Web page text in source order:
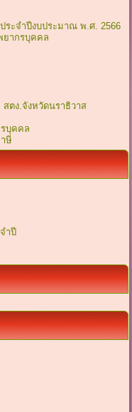
ระจำปีงบประมาณ พ.ศ. 2566
ยากรบุคคล
สตง.จังหวัดนราธิวาส
บุคคล
ษี
ำปี